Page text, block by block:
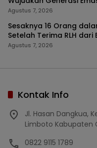
Agustus 7, 2026
Sesaknya 16 Orang
Setelah Terima RLH
Agustus 7, 2026
Kontak Info
Jl. Hasan Dangkua,
Limboto Kabupaten
0822 9115 1789